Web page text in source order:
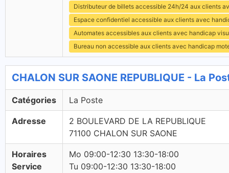
Distributeur de billets accessible 24h/24 aux clients
Espace confidentiel accessible aux clients avec
Automates accessibles aux clients avec handicap
Bureau non accessible aux clients avec handicap
CHALON SUR SAONE REPUBLIQUE - La
Catégories La Poste
Adresse
2 BOULEVARD DE LA REPUBLIQUE
71100 CHALON SUR SAONE
Horaires
Service
Mo 09:00-12:30 13:30-18:00
Tu 09:00-12:30 13:30-18:00